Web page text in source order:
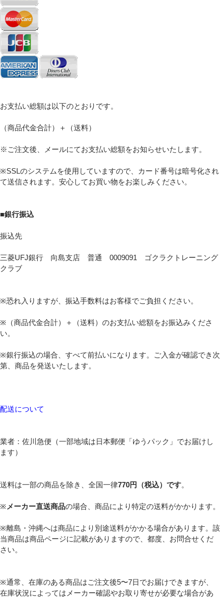
Eメール
プライバシーポリシーを確認しました。
お支払い総額は以下のとおりです。
（商品代金合計）＋（送料）
※ご注文後、メールにてお支払い総額をお知らせいたします。
※SSLのシステムを使用していますので、カード番号は暗号化され
て送信されます。安心してお買い物をお楽しみください。
■銀行振込
振込先
三菱UFJ銀行 向島支店 普通 0009091 ゴクラクトレーニング
クラブ
※恐れ入りますが、振込手数料はお客様でご負担ください。
※（商品代金合計）＋（送料）のお支払い総額をお振込みくださ
い。
※銀行振込の場合、すべて前払いになります。ご入金が確認でき次
第、商品を発送いたします。
配送について
業者：佐川急便（一部地域は日本郵便「ゆうパック」でお届けし
ます）
送料は一部の商品を除き、全国一律770円（税込）です。
※ メーカー直送商品の場合、商品により特定の送料がかかります。
※離島・沖縄へは商品により別途送料がかかる場合があります。該
当商品は商品ページに記載がありますので、都度、お問合せくだ
さい。
※通常、在庫のある商品はご注文後5〜7日でお届けできますが、
在庫状況によってはメーカー確認やお取り寄せが必要な場合があ